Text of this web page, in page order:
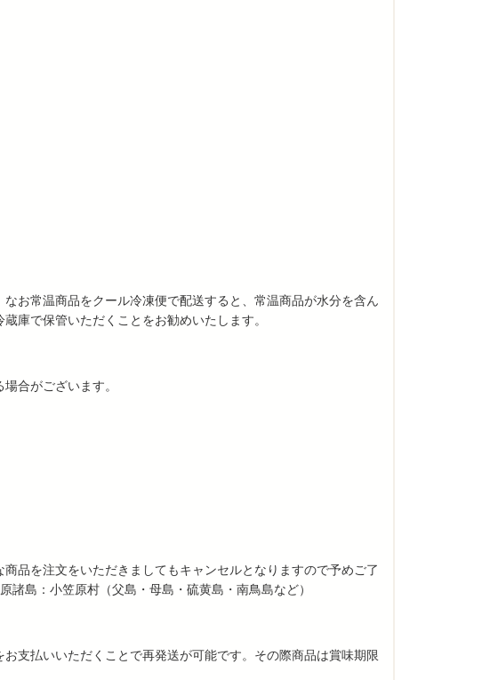
お常温商品をクール冷凍便で配送すると、常温商品が水分を含ん
庫で保管いただくことをお勧めいたします。
合がございます。
品を注文をいただきましてもキャンセルとなりますので予めご了
島：小笠原村（父島・母島・硫黄島・南鳥島など）
支払いいただくことで再発送が可能です。その際商品は賞味期限